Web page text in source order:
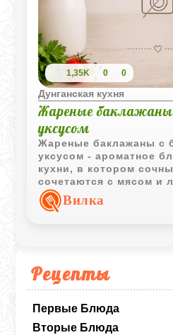
Рецепты
Первые Блюда
Вторые Блюда
1,35K 0 0
Дунганская кухня
Жареные баклажаны
уксусом
Жареные баклажаны с
уксусом - ароматное
кухни, в котором
сочетаются с мясом и
Простые ингредиенты
насыщенный вкус,
Вилка